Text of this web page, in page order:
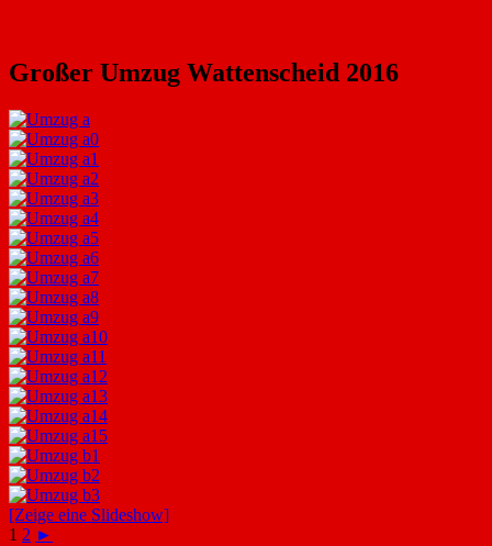
Großer Umzug Wattenscheid 2016
[Zeige eine Slideshow]
1 2 ►